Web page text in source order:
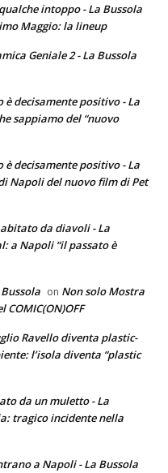
intoppo - La Bussola
Maggio: la lineup
Geniale 2 - La Bussola
è decisamente positivo - La
sappiamo del “nuovo
è decisamente positivo - La
Napoli del nuovo film di Pet
da diavoli - La
a Napoli “il passato è
on Non solo Mostra
Ravello diventa plastic-
l’isola diventa “plastic
da un muletto - La
tragico incidente nella
a Napoli - La Bussola